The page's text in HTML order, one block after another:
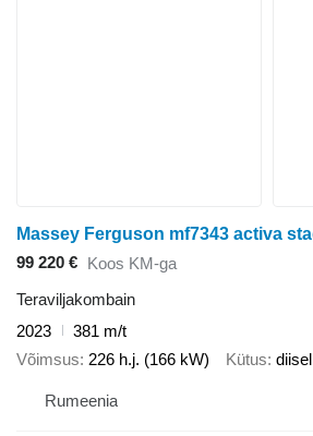
99 220 € Koos KM-ga
Teraviljakombain
2023
381 m/t
Võimsus 226 h.j. (166 kW) Kütus diisel
Rumeenia